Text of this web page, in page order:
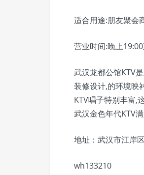
适合用途:朋友聚会
营业时间:晚上
武汉龙都公馆KTV
装修设计,的环境映
KTV唱子特别丰富,
武汉金色年代KTV满
地址：武汉市江岸
wh133210